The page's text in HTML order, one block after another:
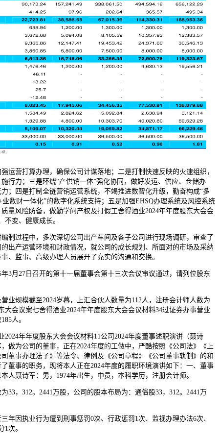
营打算办理，确保公司计谋落地；二是打制快速反映的火速组织，
行力；三是环绕“产供销一体”强化协同，做好发运、供应、仓储办
；四是打制全链营销运营系统，不竭推进数智化升级，勤奋构成“多
数财一体化”的数字化系统支持；五是加强EHSQ办理系统及风控系统
量风险防备，做勤学问产权及打假工舍得酒业2024年年度股东大会会
不变、健康成长。
过程中，多次深切公司出产车间及各子公司进行现场调研，审查了
出产运营环境和财政情况，就公司的成长规划、所面对的市场及采纳
、监事、高级办理人员展开了充实的沟通和交换。
27日召开的第十一届董事会第十三次会议审议通过，请列位股东
规模截至2024岁暮，上汇合伙人数量为112人，注册会计师人数为
大会议案七舍得酒业2024年年度股东大会会议材料34过证券办事营业
人。
年年度股东大会会议材料11公司2024年度董事述职演讲（聂诗
做为公司的董事，正在2024年度的工做中，严酷按照《公司法》《上
董事办理法子》等法令、律例及《公司章程》《公司董事轨制》的和
董事的职务，现将本人正在2024年度的履职环境演讲如下：一、董事
人聂诗军：男，1974年出生，中员，本科学历，注册会计师。
，312。2441万股，公司的股本布局为：通俗股33，312。2441万
因执业行为遭到刑事惩罚0次、行政惩罚1次、监视办理办法6次、
1次。